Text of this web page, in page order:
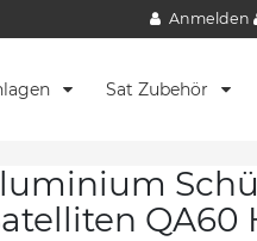
Anmelden
Sat Zubehör
QA60